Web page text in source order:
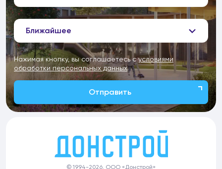
Ближайшее
Нажимая кнопку, вы соглашаетесь сусловиями
обработки персональных данных
Отправить
© 1994-2026, ООО «Донстрой»